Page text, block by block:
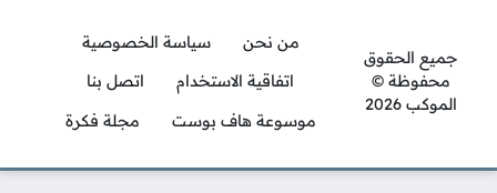
جميع الحقوق
محفوظة ©
الموكب 2026
من نحن
سياسة الخصوصية
اتفاقية الاستخدام
اتصل بنا
موسوعة هاف بوست
مجلة فكرة